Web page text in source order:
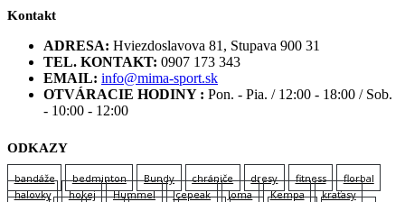
Kontakt
ADRESA: Hviezdoslavova 81, Stupava 900 31
TEL. KONTAKT: 0907 173 343
EMAIL: info@mima-sport.sk
OTVÁRACIE HODINY : Pon. - Pia. / 12:00 - 18:00 / Sob.
- 10:00 - 12:00
ODKAZY
bandáže bedminton Bundy chrániče dresy fitness
florbal
halovky
hokej Hummel Icepeak Joma Kempa
kraťasy